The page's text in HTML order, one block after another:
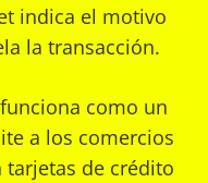
indica el motivo
la transacción.
funciona como un
a los comercios
tarjetas de crédito